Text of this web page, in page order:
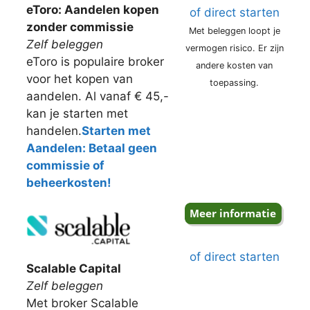
eToro: Aandelen kopen
zonder commissie
Zelf beleggen
eToro is populaire broker
voor het kopen van
aandelen. Al vanaf € 45,-
kan je starten met
handelen.Starten met
Aandelen: Betaal geen
commissie of
beheerkosten!
of direct starten
Met beleggen loopt je
vermogen risico. Er zijn
andere kosten van
toepassing.
Scalable Capital
Zelf beleggen
Met broker Scalable
of direct starten